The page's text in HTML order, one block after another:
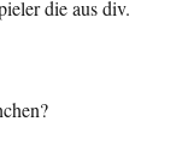
die aus div.